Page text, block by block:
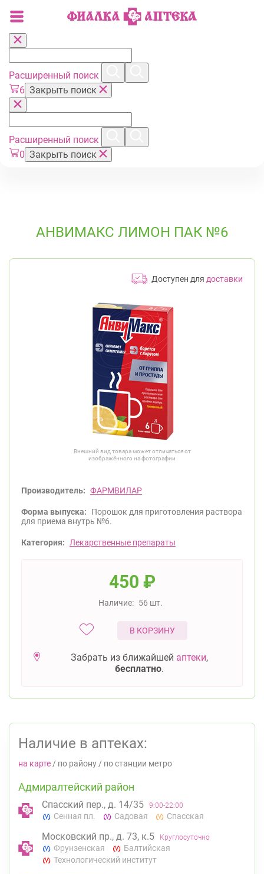
Расширенный поиск
6 Закрыть поиск
Расширенный поиск
0 Закрыть поиск
АНВИМАКС ЛИМОН ПАК №6
Доступен для доставки
Внешний вид товара может отличаться от
изображённого на фотографии
Производитель: ФАРМВИЛАР
Форма выпуска:
Порошок для приготовления раствора
для приема внутрь №6.
Категория: Лекарственные препараты
450 ₽
Наличие: 56 шт.
В КОРЗИНУ
Забрать из ближайшей аптеки,
бесплатно.
Наличие в аптеках:
на карте / по району / по станции метро
Адмиралтейский район
Спасский пер., д. 14/35 9:00-22:00
Сенная пл. Садовая Спасская
Московский пр., д. 73, к.5 Круглосуточно
Фрунзенская
Балтийская
Технологический институт